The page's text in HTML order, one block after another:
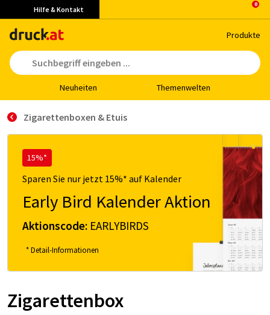
Hilfe & Kontakt
Pro­duk­te
Neu­hei­ten The­men­wel­ten
Zigarettenboxen & Etuis
15%*
Sparen Sie nur jetzt 15%* auf Kalender
Early Bird Kalender Aktion
Aktionscode: EARLYBIRDS
* Detail-Informationen
Zigarettenbox